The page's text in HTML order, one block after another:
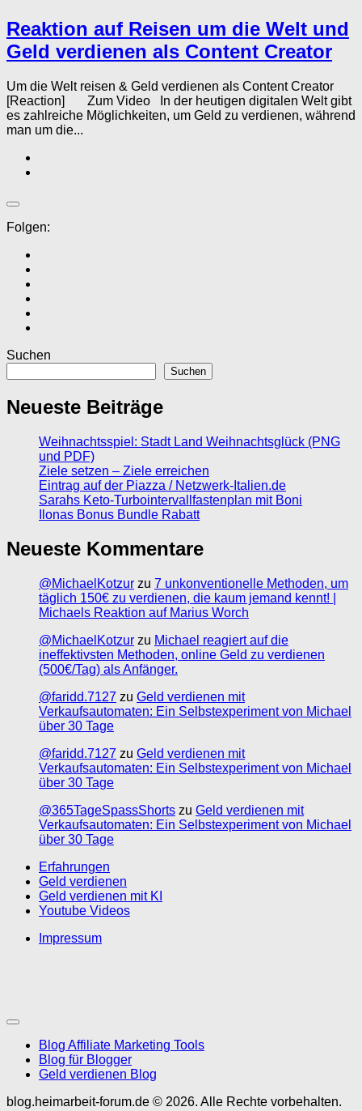
Reaktion auf Reisen um die Welt und
Geld verdienen als Content Creator
Um die Welt reisen & Geld verdienen als Content Creator
[Reaction] Zum Video In der heutigen digitalen Welt gibt
es zahlreiche Möglichkeiten, um Geld zu verdienen, während
man um die...
Folgen:
Suchen
Suchen
Neueste Beiträge
Weihnachtsspiel: Stadt Land Weihnachtsglück (PNG
und PDF)
Ziele setzen – Ziele erreichen
Eintrag auf der Piazza / Netzwerk-Italien.de
Sarahs Keto-Turbointervallfastenplan mit Boni
Ilonas Bonus Bundle Rabatt
Neueste Kommentare
@MichaelKotzur zu 7 unkonventionelle Methoden, um
täglich 150€ zu verdienen, die kaum jemand kennt! |
Michaels Reaktion auf Marius Worch
@MichaelKotzur zu Michael reagiert auf die
ineffektivsten Methoden, online Geld zu verdienen
(500€/Tag) als Anfänger.
@faridd.7127 zu Geld verdienen mit
Verkaufsautomaten: Ein Selbstexperiment von Michael
über 30 Tage
@faridd.7127 zu Geld verdienen mit
Verkaufsautomaten: Ein Selbstexperiment von Michael
über 30 Tage
@365TageSpassShorts zu Geld verdienen mit
Verkaufsautomaten: Ein Selbstexperiment von Michael
über 30 Tage
Erfahrungen
Geld verdienen
Geld verdienen mit KI
Youtube Videos
Impressum
Blog Affiliate Marketing Tools
Blog für Blogger
Geld verdienen Blog
blog.heimarbeit-forum.de © 2026. Alle Rechte vorbehalten.